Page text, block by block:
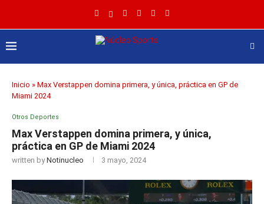
Inicio » Max Verstappen domina primera, y única, práctica en GP de
Miami 2024
Otros Deportes
Max Verstappen domina primera, y única,
práctica en GP de Miami 2024
written byNotinucleo 3 mayo, 2024